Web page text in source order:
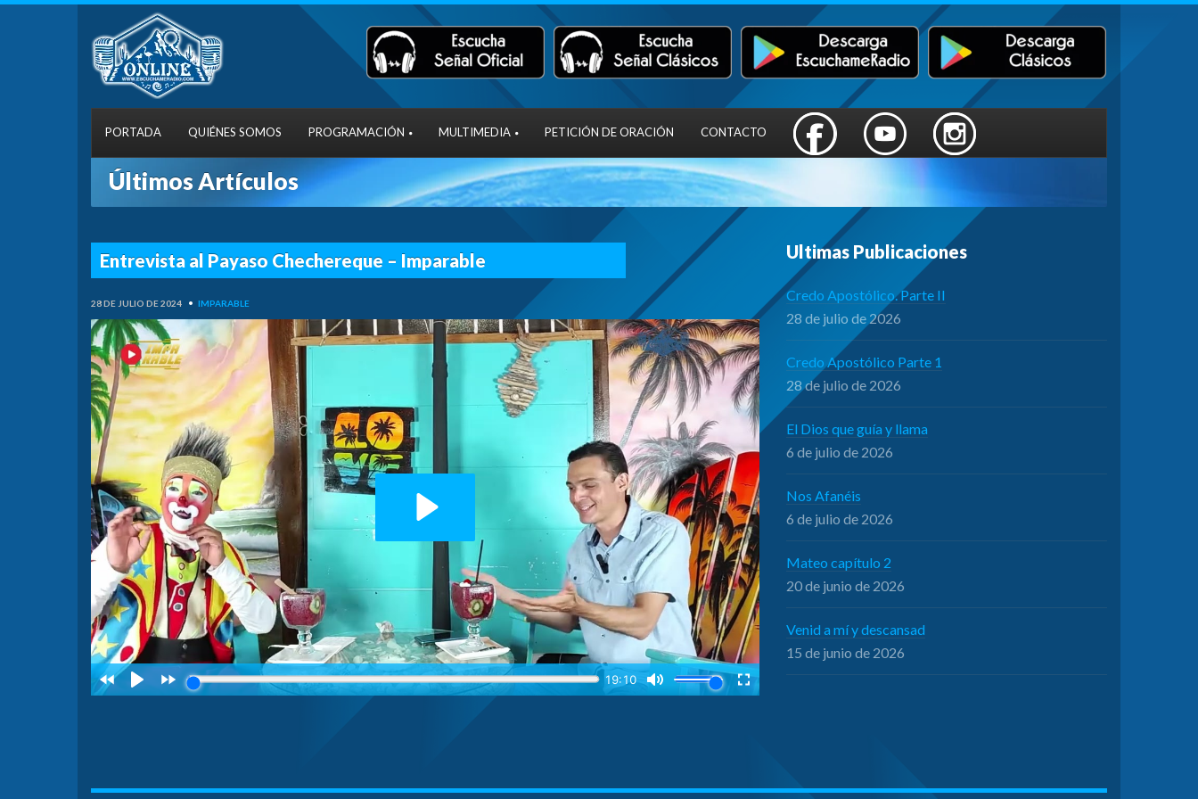
PORTADA QUIÉNES SOMOS PROGRAMACIÓN MULTIMEDIA PETICIÓN DE ORACIÓN CONTACTO
Últimos Artículos
Entrevista al Payaso Chechereque – Imparable
28 DE JULIO DE 2024 • IMPARABLE
Ultimas Publicaciones
Credo Apostólico. Parte II
28 de julio de 2026
Credo Apostólico Parte 1
28 de julio de 2026
El Dios que guía y llama
6 de julio de 2026
Nos Afanéis
6 de julio de 2026
Mateo capítulo 2
20 de junio de 2026
Venid a mí y descansad
15 de junio de 2026